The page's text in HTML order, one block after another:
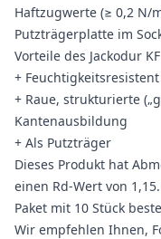
Haftzugwerte (≥ 0,2 N/
Putzträgerplatte im
Vorteile des Jackodur
+
+ Raue, strukturierte
Kantenausbildung
+ Als Putzträger
Dieses Produkt hat
einen Rd-Wert von
Paket mit 10 Stück
Wir empfehlen Ihnen,